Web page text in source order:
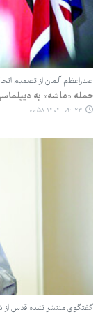
صدراعظم آلمان از تصمیم
حمله «ماشه» به
۱۴۰۴-۰۴-۲۳ ۰۰:۵۸
گفتگوی منتشر نشده قدس از